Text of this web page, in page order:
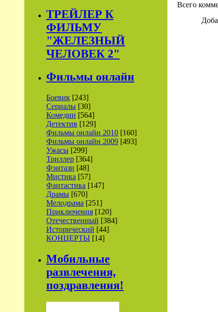
ТРЕЙЛЕР К
ФИЛЬМУ
"ЖЕЛЕЗНЫЙ
ЧЕЛОВЕК 2"
Фильмы онлайн
Боевик [243]
Сериалы [30]
Комедии [564]
Детектив [129]
Фильмы онлайн 2010 [160]
Фильмы онлайн 2009 [493]
Ужасы [299]
Триллер [364]
Фэнтази [48]
Мистика [57]
Фантастика [147]
Драмы [670]
Мелодрама [251]
Приключения [120]
Отечественный [384]
Исторический [44]
КОНЦЕРТЫ [14]
Мобильные
развлечения,
поздравления!
Всего